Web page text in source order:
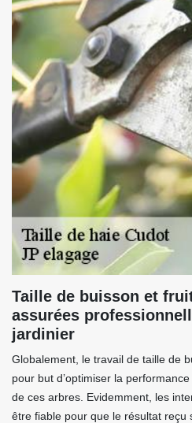
Taille de buisson et
assurées
jardinier
Globalement, le travail de taille de
pour but d’optimiser la
de ces arbres. Evidemment, les
être fiable pour que le résultat reçu